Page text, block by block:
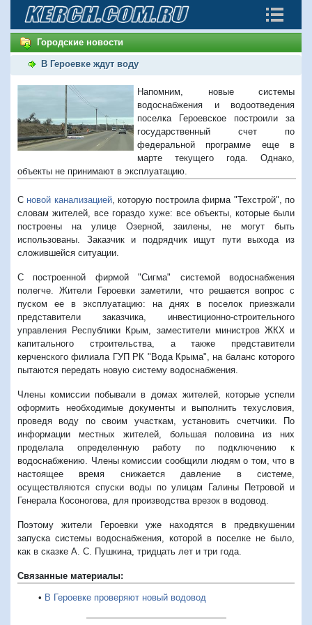
Городские новости
В Героевке ждут воду
Напомним, новые системы
водоснабжения и водоотведения
поселка Героевское построили за
государственный счет по
федеральной программе еще в
марте текущего года. Однако,
объекты не принимают в эксплуатацию.
С новой канализацией, которую построила фирма "Техстрой", по
словам жителей, все гораздо хуже: все объекты, которые были
построены на улице Озерной, заилены, не могут быть
использованы. Заказчик и подрядчик ищут пути выхода из
сложившейся ситуации.
С построенной фирмой "Сигма" системой водоснабжения
полегче. Жители Героевки заметили, что решается вопрос с
пуском ее в эксплуатацию: на днях в поселок приезжали
представители заказчика, инвестиционно-строительного
управления Республики Крым, заместители министров ЖКХ и
капитального строительства, а также представители
керченского филиала ГУП РК "Вода Крыма", на баланс которого
пытаются передать новую систему водоснабжения.
Члены комиссии побывали в домах жителей, которые успели
оформить необходимые документы и выполнить техусловия,
проведя воду по своим участкам, установить счетчики. По
информации местных жителей, большая половина из них
проделала определенную работу по подключению к
водоснабжению. Члены комиссии сообщили людям о том, что в
настоящее время снижается давление в системе,
осуществляются спуски воды по улицам Галины Петровой и
Генерала Косоногова, для производства врезок в водовод.
Поэтому жители Героевки уже находятся в предвкушении
запуска системы водоснабжения, которой в поселке не было,
как в сказке А. С. Пушкина, тридцать лет и три года.
Связанные материалы:
• В Героевке проверяют новый водовод